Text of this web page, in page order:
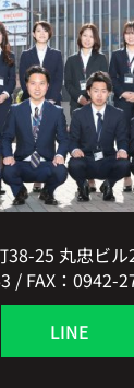
38-25 丸忠ビル
/ FAX：0942-
LINE